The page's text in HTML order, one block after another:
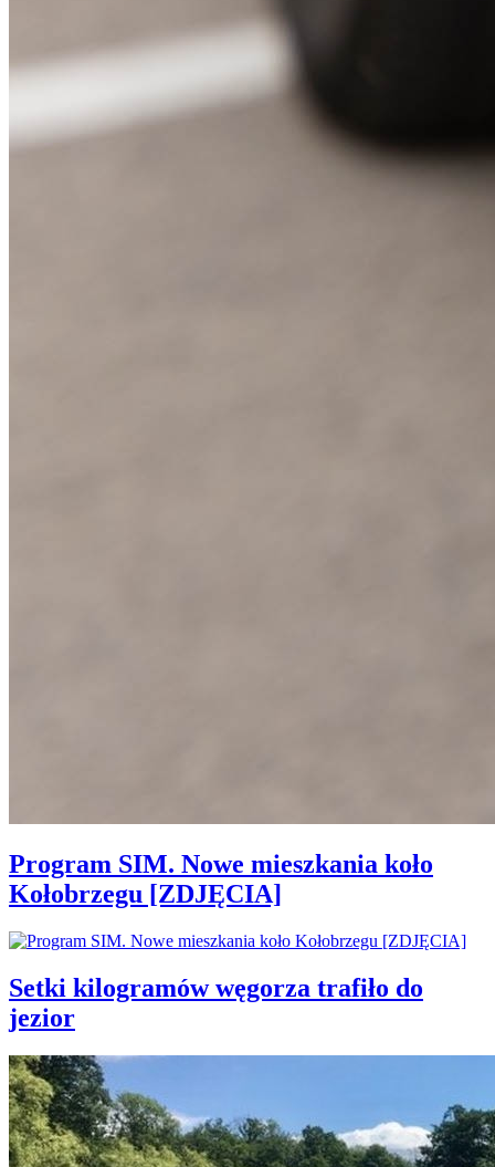
Program SIM. Nowe mieszkania koło
Kołobrzegu [ZDJĘCIA]
Setki kilogramów węgorza trafiło do
jezior